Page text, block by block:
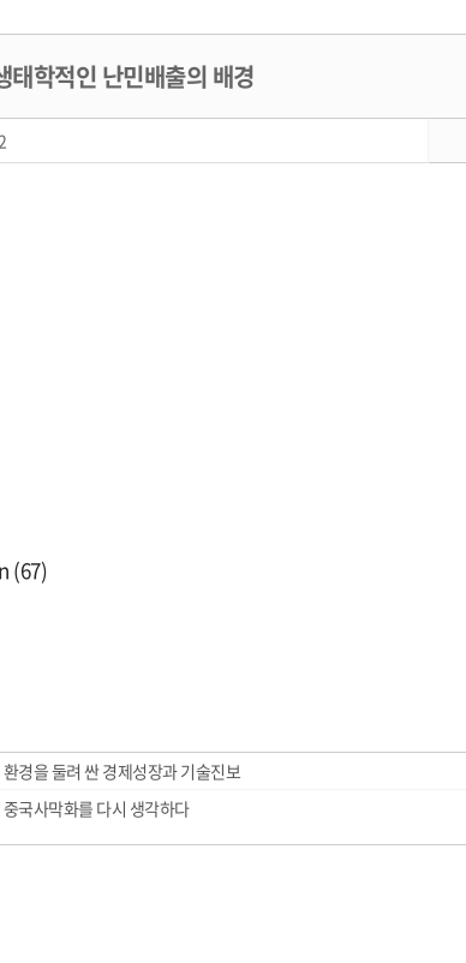
학적인 난민배출의 배경
(67)
경을 둘려 싼 경제성장과 기술진보
국사막화를 다시 생각하다